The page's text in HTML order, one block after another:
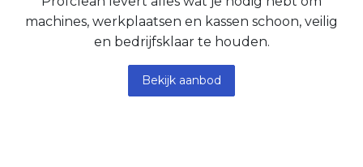
machines, werkplaatsen en kassen schoon, veilig
en bedrijfsklaar te houden.
Bekijk aanbod